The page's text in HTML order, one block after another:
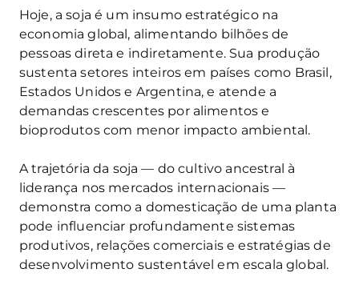
Hoje, a soja é um insumo estratégico na
economia global, alimentando bilhões de
pessoas direta e indiretamente. Sua produção
sustenta setores inteiros em países como Brasil,
Estados Unidos e Argentina, e atende a
demandas crescentes por alimentos e
bioprodutos com menor impacto ambiental.
A trajetória da soja — do cultivo ancestral à
liderança nos mercados internacionais —
demonstra como a domesticação de uma planta
pode influenciar profundamente sistemas
produtivos, relações comerciais e estratégias de
desenvolvimento sustentável em escala global.